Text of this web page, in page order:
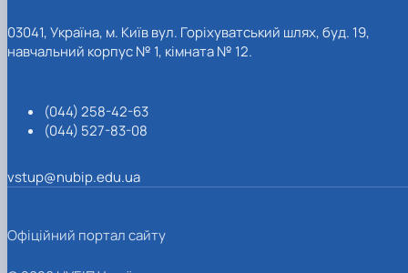
03041, Україна, м. Київ вул. Горіхуватський шлях, буд. 19,
навчальний корпус № 1, кімната № 12.
(044) 258-42-63
(044) 527-83-08
vstup@nubip.edu.ua
Офіційний портал сайту